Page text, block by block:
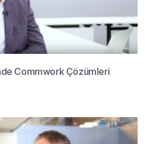
Commwork Çözümleri